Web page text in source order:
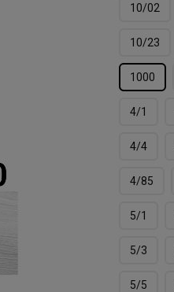
10/02
10/23
1000
4/1
4/4
4/85
5/1
5/3
5/5